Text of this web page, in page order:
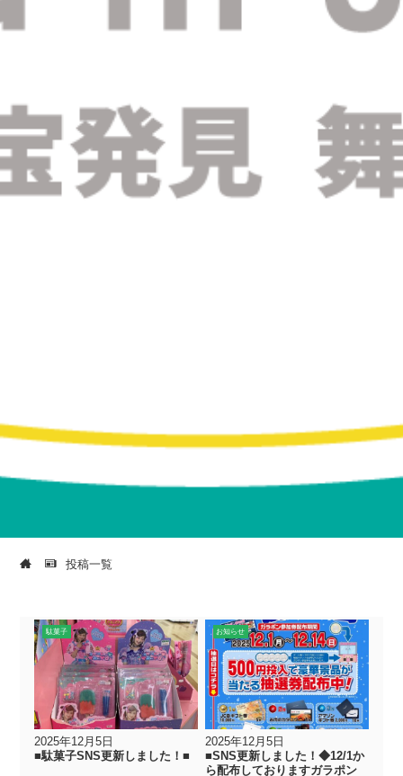
投稿一覧
駄菓子
2025年12月5日
■駄菓子SNS更新しました！■
お知らせ
2025年12月5日
■SNS更新しました！◆12/1か
ら配布しておりますガラポン